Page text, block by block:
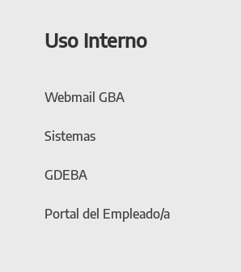
Uso Interno
Webmail GBA
Sistemas
GDEBA
Portal del Empleado/a